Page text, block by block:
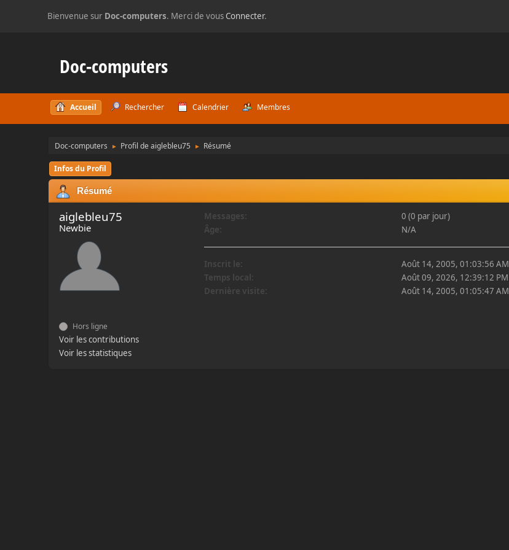
Bienvenue sur Doc-computers. Merci de vousConnecter.
Doc-computers
Accueil Rechercher Calendrier Membres
Doc-computers ► Profil de aiglebleu75 ► Résumé
Infos du Profil
Résumé
aiglebleu75
Newbie
Hors ligne
Voir les contributions
Voir les statistiques
Messages:
0 (0 par jour)
Âge:
N/A
Inscrit le:
Août 14, 2005, 01:03:56 AM
Temps local:
Août 09, 2026, 12:39:12 PM
Dernière visite:
Août 14, 2005, 01:05:47 AM